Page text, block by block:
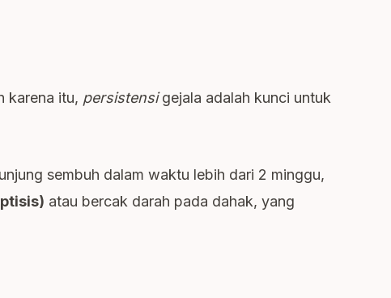
karena itu, persistensigejala adalah kunci untuk
sembuh dalam waktu lebih dari 2 minggu,
atau bercak darah pada dahak, yang